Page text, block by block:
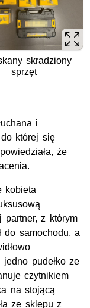
skradziony
sprzęt
i
której się
że
kobieta
partner, z którym
do samochodu, a
jedno pudełko ze
czytnikiem
na stojącą
ze sklepu z